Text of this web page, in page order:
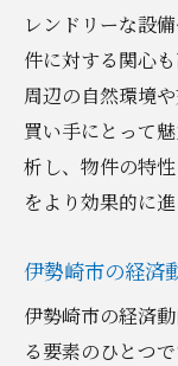
レンドリーな設
件に対する関心
周辺の自然環境
買い手にとって
析し、物件の特
をより効果的に
伊勢崎市の経済
伊勢崎市の経済
る要素のひとつ